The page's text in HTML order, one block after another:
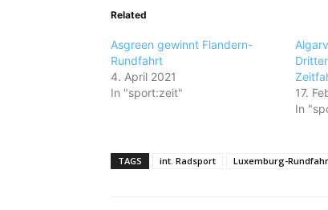
Related
Asgreen gewinnt Flandern-
Rundfahrt
4. April 2021
In "sport:zeit"
17.
In
TAGS int. Radsport Luxemburg-